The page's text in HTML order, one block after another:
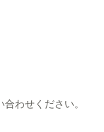
わせください。